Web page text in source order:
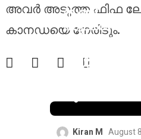
അവർ അടുത്ത ഫിഫ
കാനഡയെ നേരിടും.
സായ്
സുദർശൻ
ശ്രീലങ്കൻ
പരമ്പരയിൽ
Kiran M August